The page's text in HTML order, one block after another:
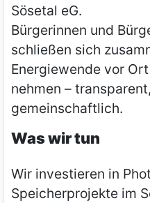
Sösetal eG.
Bürgerinnen und
schließen sich
Energiewende vor
nehmen –
gemeinschaftlich.
Was wir tun
Wir investieren in
Speicherprojekte im